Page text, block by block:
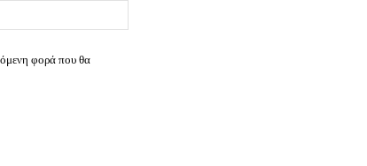
φορά που θα